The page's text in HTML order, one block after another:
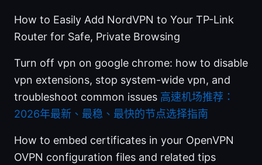
How to Easily Add NordVPN to Your TP-Link
Router for Safe, Private Browsing
Turn off vpn on google chrome: how to disable
vpn extensions, stop system-wide vpn, and
troubleshoot common issues 高速机场推荐：
2026年最新、最稳、最快的节点选择指南
How to embed certificates in your OpenVPN
OVPN configuration files and related tips